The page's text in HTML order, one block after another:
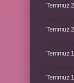
Temmuz
Temmuz
Temmuz
Temmuz